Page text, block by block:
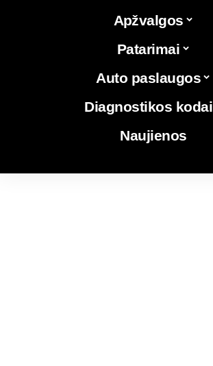
Apžvalgos
Patarimai
Auto paslaugos
Diagnostikos kodai
Naujienos